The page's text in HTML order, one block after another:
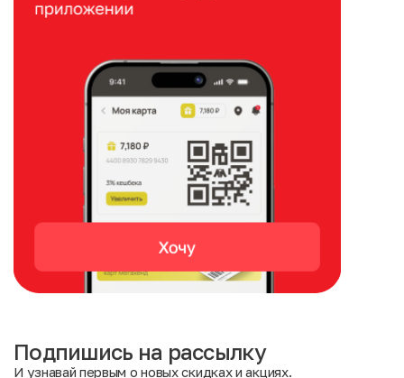
Подпишись на рассылку
И узнавай первым о новых скидках и акциях.